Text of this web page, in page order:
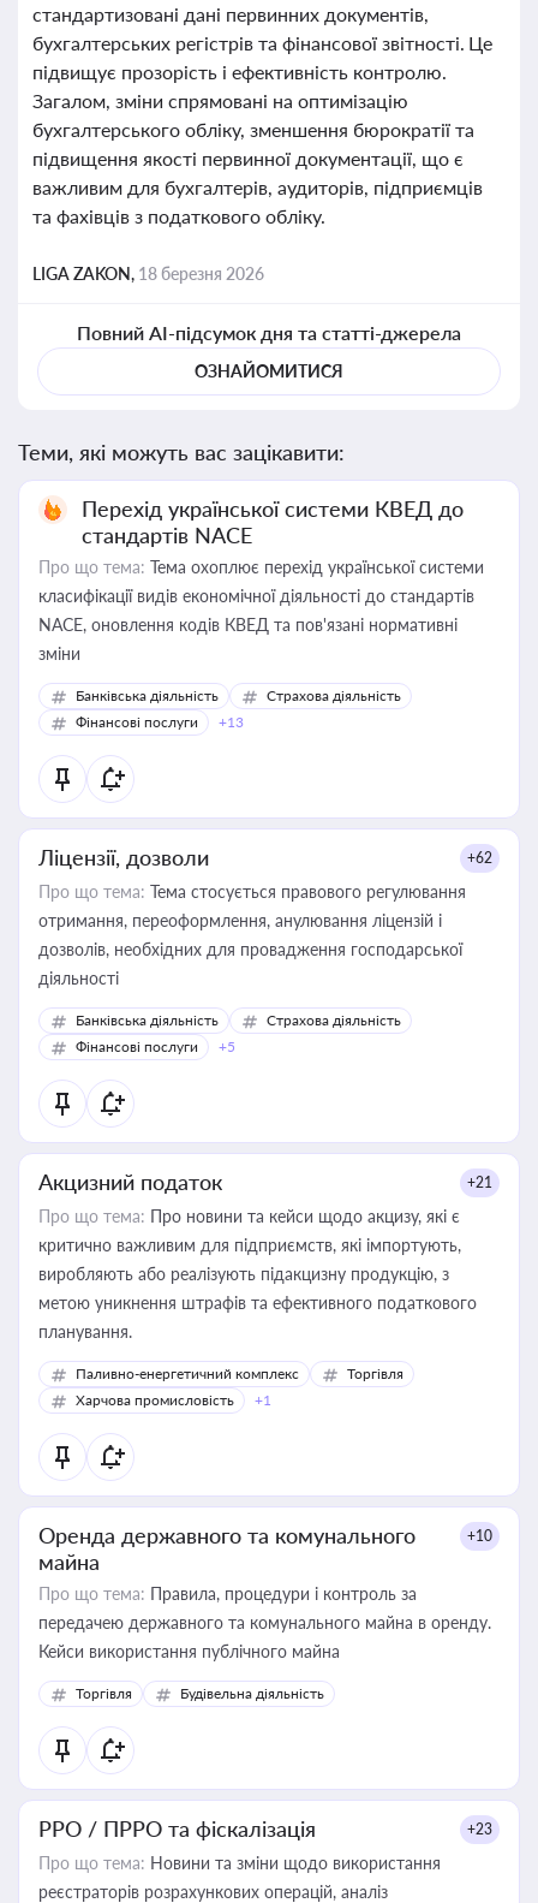
стандартизовані дані первинних документів,
бухгалтерських регістрів та фінансової звітності. Це
підвищує прозорість і ефективність контролю.
Загалом, зміни спрямовані на оптимізацію
бухгалтерського обліку, зменшення бюрократії та
підвищення якості первинної документації, що є
важливим для бухгалтерів, аудиторів, підприємців
та фахівців з податкового обліку.
LIGA ZAKON, 18 березня 2026
Повний AI-підсумок дня та статті-джерела
ОЗНАЙОМИТИСЯ
Теми, які можуть вас зацікавити:
Перехід української системи КВЕД до
стандартів NACE
Про що тема: Тема охоплює перехід української системи
класифікації видів економічної діяльності до стандартів
NACE, оновлення кодів КВЕД та пов'язані нормативні
зміни
Банківська діяльність
Страхова діяльність
Фінансові послуги
+13
Ліцензії, дозволи +62
Про що тема: Тема стосується правового регулювання
отримання, переоформлення, анулювання ліцензій і
дозволів, необхідних для провадження господарської
діяльності
Банківська діяльність
Страхова діяльність
Фінансові послуги
+5
Акцизний податок +21
Про що тема: Про новини та кейси щодо акцизу, які є
критично важливим для підприємств, які імпортують,
виробляють або реалізують підакцизну продукцію, з
метою уникнення штрафів та ефективного податкового
планування.
Паливно-енергетичний комплекс
Торгівля
Харчова промисловість
+1
Оренда державного та комунального
майна
+10
Про що тема: Правила, процедури і контроль за
передачею державного та комунального майна в оренду.
Кейси використання публічного майна
Торгівля Будівельна діяльність
РРО / ПРРО та фіскалізація +23
Про що тема: Новини та зміни щодо використання
реєстраторів розрахункових операцій, аналіз